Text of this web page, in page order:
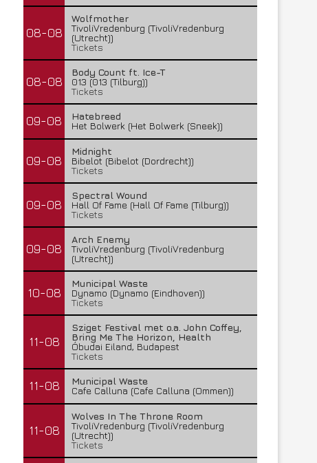
08-08
Wolfmother
TivoliVredenburg (TivoliVredenburg
(Utrecht))
Tickets
08-08
Body Count ft. Ice-T
013 (013 (Tilburg))
Tickets
09-08
Hatebreed
Het Bolwerk (Het Bolwerk (Sneek))
09-08
Midnight
Bibelot (Bibelot (Dordrecht))
Tickets
09-08
Spectral Wound
Hall Of Fame (Hall Of Fame (Tilburg))
Tickets
09-08
Arch Enemy
TivoliVredenburg (TivoliVredenburg
(Utrecht))
10-08
Municipal Waste
Dynamo (Dynamo (Eindhoven))
Tickets
11-08
Sziget Festival met o.a. John Coffey,
Bring Me The Horizon, Health
Óbudai Eiland, Budapest
Tickets
11-08
Municipal Waste
Cafe Calluna (Cafe Calluna (Ommen))
11-08
Wolves In The Throne Room
TivoliVredenburg (TivoliVredenburg
(Utrecht))
Tickets